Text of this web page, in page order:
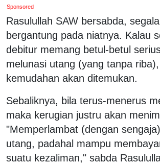
Sponsored
Rasulullah SAW bersabda,
bergantung pada niatnya. Kalau
debitur memang betul-betul
melunasi utang (yang tanpa
kemudahan akan ditemukan.
Sebaliknya, bila terus-menerus
maka kerugian justru akan
"Memperlambat (dengan
utang, padahal mampu
suatu kezaliman," sabda